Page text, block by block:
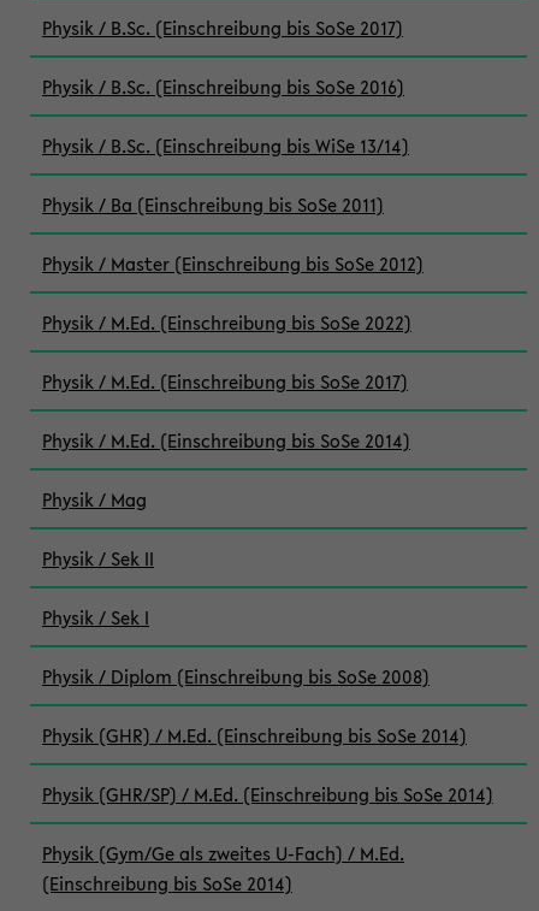
Physik / B.Sc. (Einschreibung bis SoSe 2017)
Physik / B.Sc. (Einschreibung bis SoSe 2016)
Physik / B.Sc. (Einschreibung bis WiSe 13/14)
Physik / Ba (Einschreibung bis SoSe 2011)
Physik / Master (Einschreibung bis SoSe 2012)
Physik / M.Ed. (Einschreibung bis SoSe 2022)
Physik / M.Ed. (Einschreibung bis SoSe 2017)
Physik / M.Ed. (Einschreibung bis SoSe 2014)
Physik / Mag
Physik / Sek II
Physik / Sek I
Physik / Diplom (Einschreibung bis SoSe 2008)
Physik (GHR) / M.Ed. (Einschreibung bis SoSe 2014)
Physik (GHR/SP) / M.Ed. (Einschreibung bis SoSe 2014)
Physik (Gym/Ge als zweites U-Fach) / M.Ed.
(Einschreibung bis SoSe 2014)